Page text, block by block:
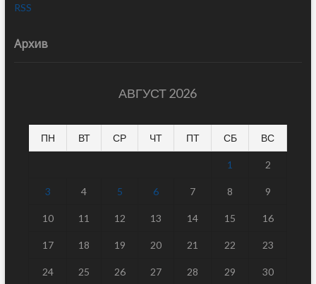
RSS
Архив
АВГУСТ 2026
ПН ВТ СР ЧТ ПТ СБ ВС
1 2
3 4 5 6 7 8 9
10 11 12 13 14 15 16
17 18 19 20 21 22 23
24 25 26 27 28 29 30